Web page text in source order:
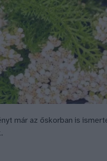
már az őskorban is